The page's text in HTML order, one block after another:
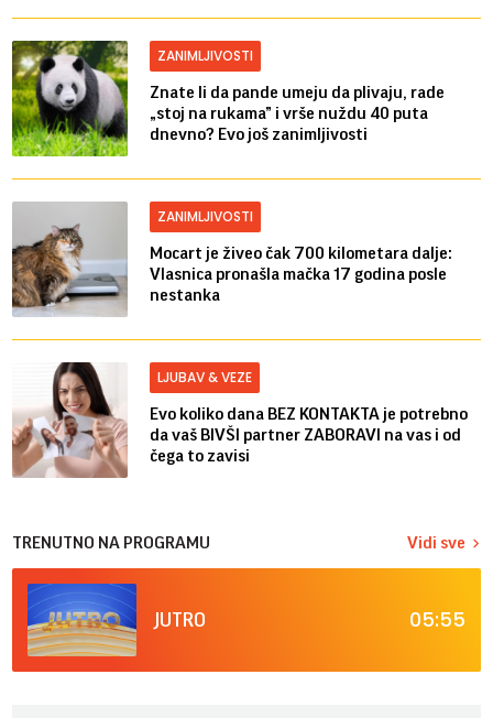
ZANIMLJIVOSTI
Znate li da pande umeju da plivaju, rade
„stoj na rukama” i vrše nuždu 40 puta
dnevno? Evo još zanimljivosti
ZANIMLJIVOSTI
Mocart je živeo čak 700 kilometara dalje:
Vlasnica pronašla mačka 17 godina posle
nestanka
LJUBAV & VEZE
Evo koliko dana BEZ KONTAKTA je potrebno
da vaš BIVŠI partner ZABORAVI na vas i od
čega to zavisi
TRENUTNO NA PROGRAMU Vidi sve
JUTRO 05:55